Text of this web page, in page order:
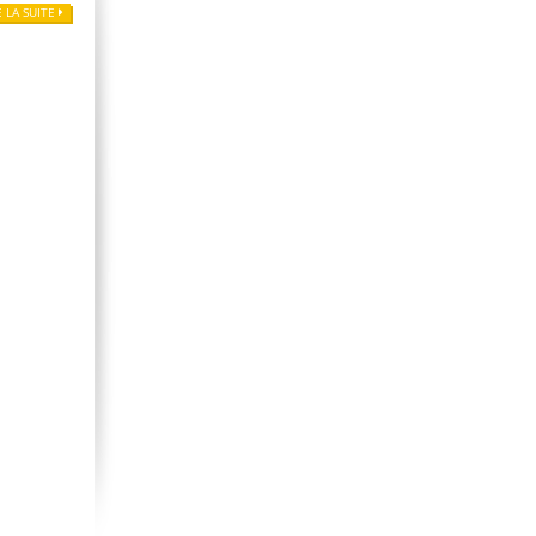
LA SUITE